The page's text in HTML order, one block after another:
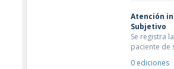
Atención
Subjetivo
Se registra
paciente de
0 ediciones